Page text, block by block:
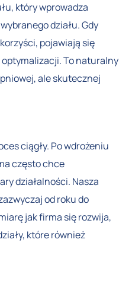
który wprowadza
działu. Gdy
pojawiają się
To naturalny
ale skutecznej
ciągły. Po wdrożeniu
często chce
działalności. Nasza
od roku do
jak firma się rozwija,
które również